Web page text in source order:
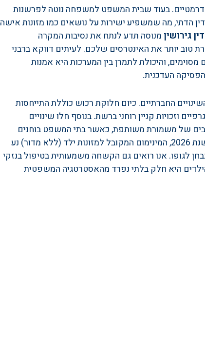
דרמטיים. בעוד שבית המשפט למשפחה נוטה לפרשנות
הדתי, מה שמשפיע ישירות על נושאים כמו מזונות אישה
גירושין מנוסה תדע לנתח את נסיבות המקרה
טוב יותר את האינטרסים שלכם. לעיתים דווקא ברבני
והיכולת לתמרן בין המערכות היא אמנות
העדכנית.
החברתיים. כיום חלוקת רכוש כוללת התייחסות
וזכויות קניין רוחני ברשת. בנוסף חלו שינויים
של משמורת משותפת, כאשר בתי המשפט בוחנים
בקפידה את יחס ההכנסות בין ההורים. נכון לשנת 2026, המינימום המקובל למזונות ילד (ללא מדור) נע
₪, אך כל מקרה נבחן לגופו. אנו רואים גם הקשחה משמעותית בטיפול בנזקי
היא חלק בלתי נפרד מהאסטרטגיה המשפטית